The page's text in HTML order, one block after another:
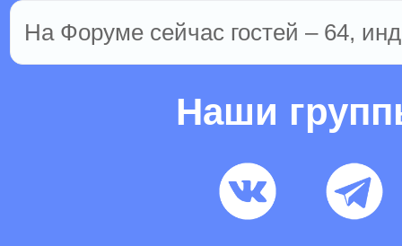
На Форуме сейчас гостей – 64,
Наши